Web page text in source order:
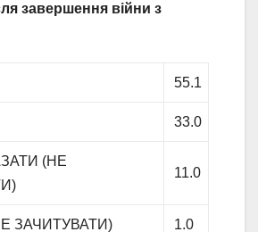
завершення війни з
55.1
33.0
(НЕ
11.0
ЗАЧИТУВАТИ) 1.0